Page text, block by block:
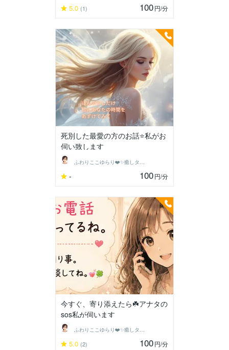
5.0 (1) 100円/分
死別した最愛の方のお話⭐️私がお
伺い致します
- 100円/分
今すぐ、寄り添えたら☘️アナタの
sos私が伺います
ふわりここゆらり❤️✨癒しタイム相談室
5.0 (2) 100円/分